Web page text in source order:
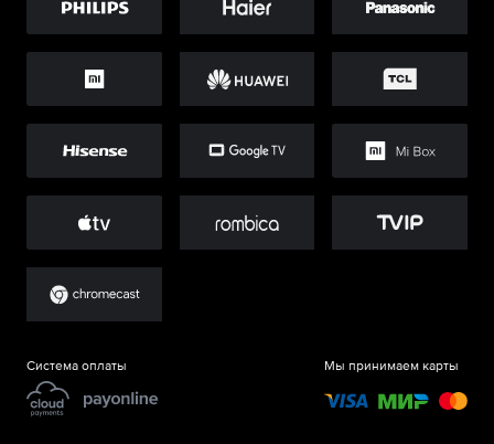
Система оплаты Мы принимаем карты